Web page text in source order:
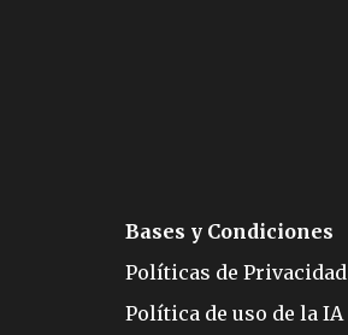
Bases y Condiciones
Políticas de Privacidad
Política de uso de la IA